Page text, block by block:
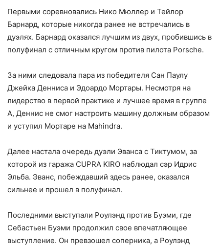
Первыми соревновались Нико Мюллер и Тейлор
Барнард, которые никогда ранее не встречались в
дуэлях. Барнард оказался лучшим из двух, пробившись в
полуфинал с отличным кругом против пилота Porsche.
За ними следовала пара из победителя Сан Паулу
Джейка Денниса и Эдоардо Мортары. Несмотря на
лидерство в первой практике и лучшее время в группе
А, Деннис не смог настроить машину должным образом
и уступил Мортаре на Mahindra.
Далее настала очередь дуэли Эванса с Тиктумом, за
которой из гаража CUPRA KIRO наблюдал сэр Идрис
Эльба. Эванс, побеждавший здесь ранее, оказался
сильнее и прошел в полуфинал.
Последними выступали Роулэнд против Буэми, где
Себастьен Буэми продолжил свое впечатляющее
выступление. Он превзошел соперника, а Роулэнд